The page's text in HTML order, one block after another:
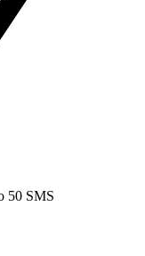
50 SMS